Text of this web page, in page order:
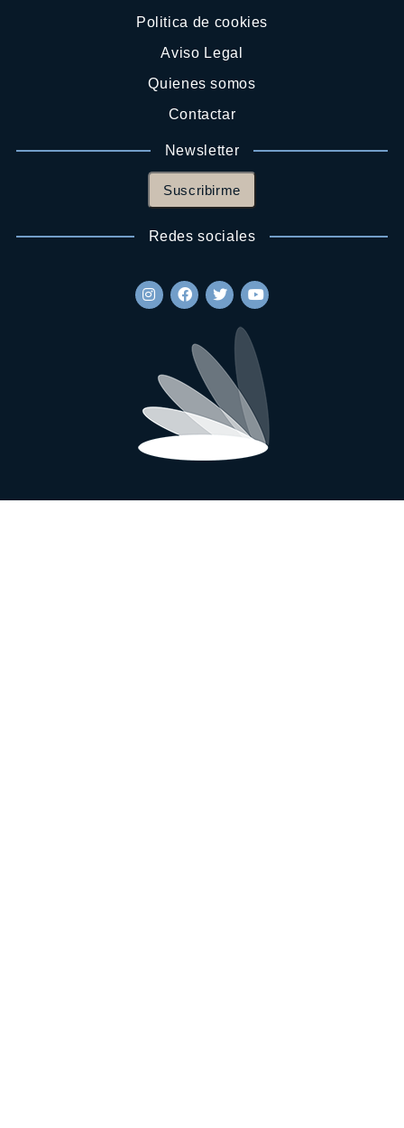
Politica de cookies
Aviso Legal
Quienes somos
Contactar
Newsletter
Suscribirme
Redes sociales